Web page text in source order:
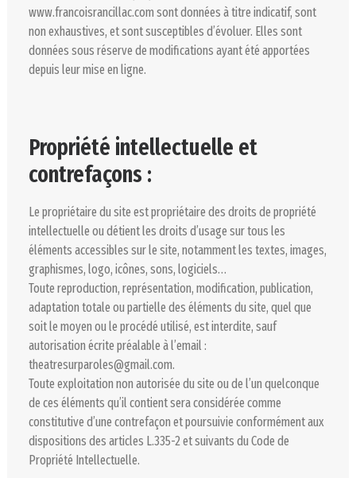
www.francoisrancillac.com sont données à titre indicatif, sont
non exhaustives, et sont susceptibles d’évoluer. Elles sont
données sous réserve de modifications ayant été apportées
depuis leur mise en ligne.
Propriété intellectuelle et
contrefaçons :
Le propriétaire du site est propriétaire des droits de propriété
intellectuelle ou détient les droits d’usage sur tous les
éléments accessibles sur le site, notamment les textes, images,
graphismes, logo, icônes, sons, logiciels…
Toute reproduction, représentation, modification, publication,
adaptation totale ou partielle des éléments du site, quel que
soit le moyen ou le procédé utilisé, est interdite, sauf
autorisation écrite préalable à l’email :
theatresurparoles@gmail.com.
Toute exploitation non autorisée du site ou de l’un quelconque
de ces éléments qu’il contient sera considérée comme
constitutive d’une contrefaçon et poursuivie conformément aux
dispositions des articles L.335-2 et suivants du Code de
Propriété Intellectuelle.